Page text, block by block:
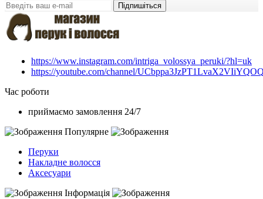
Підпишіться
https://www.instagram.com/intriga_volossya_peruki/?hl=uk
https://youtube.com/channel/
Час роботи
приймаємо замовлення 24/7
Популярне
Перуки
Накладне волосся
Аксесуари
Інформація